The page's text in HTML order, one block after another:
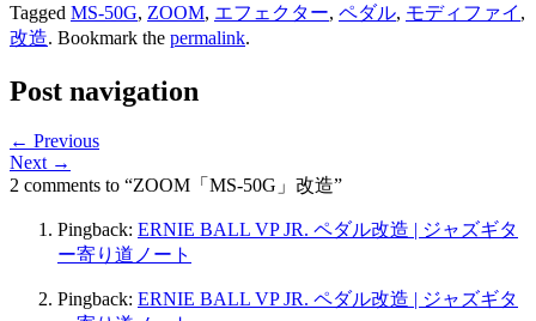
Tagged MS-50G, ZOOM, エフェクター, ペダル, モディファイ ,
改造. Bookmark the permalink.
Post navigation
← Previous
Next →
2 comments to “ZOOM「MS-50G」改造”
Pingback: ERNIE BALL VP JR. ペダル改造 | ジャズギタ
ー寄り道ノート
Pingback: ERNIE BALL VP JR. ペダル改造 | ジャズギタ